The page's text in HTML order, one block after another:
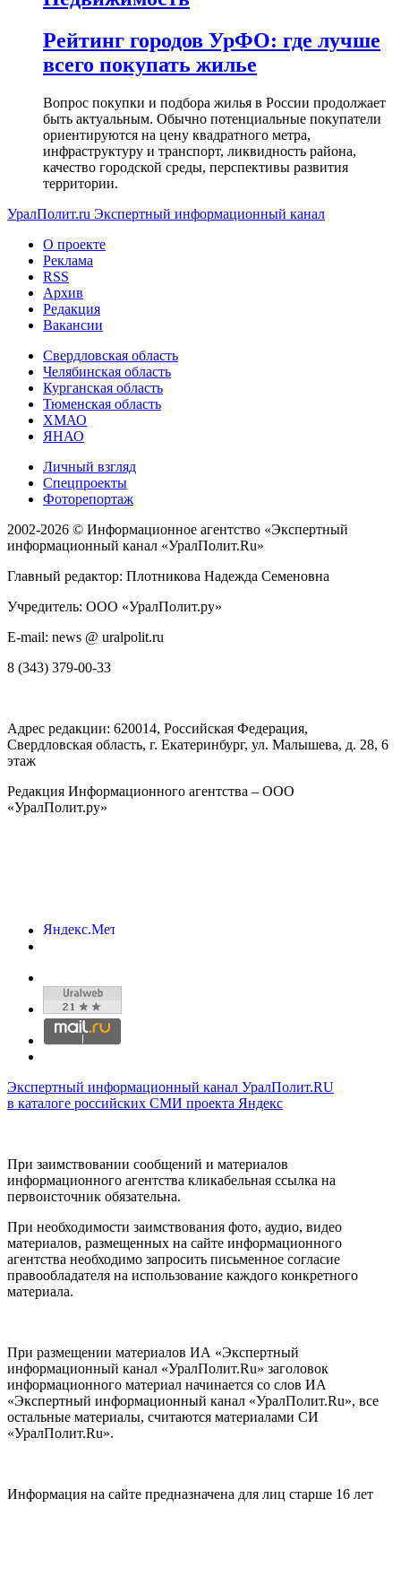
Рейтинг городов УрФО: где лучше
всего покупать жилье
Вопрос покупки и подбора жилья в России продолжает
быть актуальным. Обычно потенциальные покупатели
ориентируются на цену квадратного метра,
инфраструктуру и транспорт, ликвидность района,
качество городской среды, перспективы развития
территории.
УралПолит.ru Экспертный информационный канал
О проекте
Реклама
RSS
Архив
Редакция
Вакансии
Свердловская область
Челябинская область
Курганская область
Тюменская область
ХМАО
ЯНАО
Личный взгляд
Спецпроекты
Фоторепортаж
2002-2026 © Информационное агентство «Экспертный
информационный канал «УралПолит.Ru»
Главный редактор: Плотникова Надежда Семеновна
Учредитель: ООО «УралПолит.ру»
E-mail: news @ uralpolit.ru
8 (343) 379-00-33
Адрес редакции: 620014, Российская Федерация,
Свердловская область, г. Екатеринбург, ул. Малышева, д. 28, 6
этаж
Редакция Информационного агентства – ООО
«УралПолит.ру»
Экспертный информационный канал УралПолит.RU
в каталоге российских СМИ проекта Яндекс
При заимствовании сообщений и материалов
информационного агентства кликабельная ссылка на
первоисточник обязательна.
При необходимости заимствования фото, аудио, видео
материалов, размещенных на сайте информационного
агентства необходимо запросить письменное согласие
правообладателя на использование каждого конкретного
материала.
При размещении материалов ИА «Экспертный
информационный канал «УралПолит.Ru» заголовок
информационного материал начинается со слов ИА
«Экспертный информационный канал «УралПолит.Ru», все
остальные материалы, считаются материалами СИ
«УралПолит.Ru».
Информация на сайте предназначена для лиц старше 16 лет